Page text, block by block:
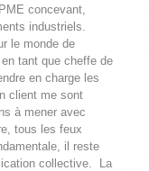
concevant,
industriels.
le monde de
tant que cheffe de
en charge les
client me sont
à mener avec
tous les feux
il reste
collective. La